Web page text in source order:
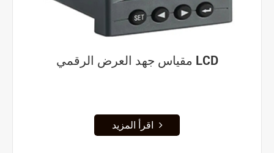
مقياس جهد العرض الرقمي LCD